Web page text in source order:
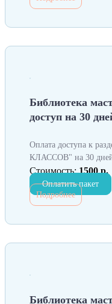
Библиотека
доступ на 30
Оплата доступа к
КЛАССОВ" на 30
Стоимость: 1500 р.
Оплатить пакет
Подробнее
Библиотека